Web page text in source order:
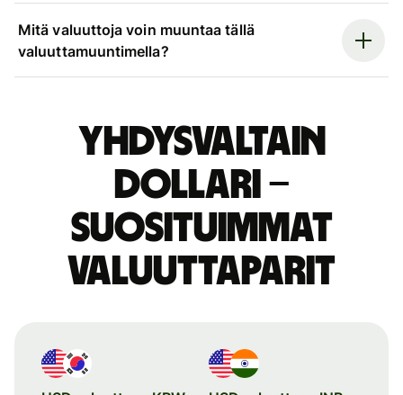
Mitä valuuttoja voin muuntaa tällä
valuuttamuuntimella?
Yhdysvaltain
dollari –
suosituimmat
valuuttaparit